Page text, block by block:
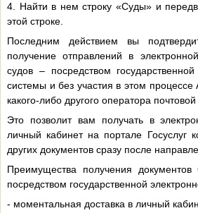
4. Найти в нем строку «Суды» и
этой строке.
Последним действием вы
получение отправлений в
судов – посредством
системы и без участия в этом
какого-либо другого оператора почтовой
Это позволит вам получать в
личный кабинет на портале Госуслуг
других документов сразу после
Преимущества получения документов
посредством государственной
- моментальная доставка в личный